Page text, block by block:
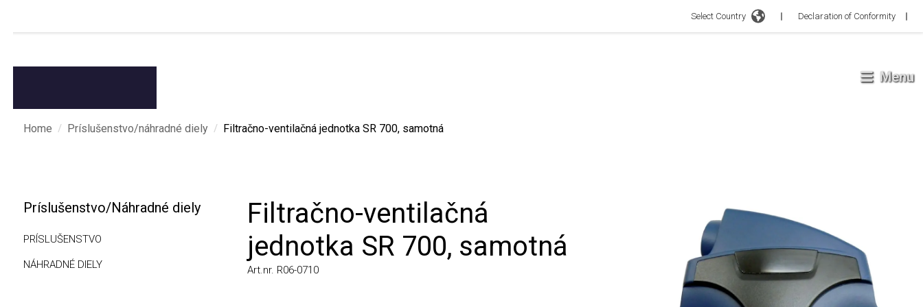
Select Country Declaration of Conformity
Menu
Home / Príslušenstvo/náhradné diely / Filtračno-ventilačná jednotka SR 700, samotná
Príslušenstvo/Náhradné diely
PRÍSLUŠENSTVO
NÁHRADNÉ DIELY
Filtračno-ventilačná
jednotka SR 700, samotná
Art.nr. R06-0710